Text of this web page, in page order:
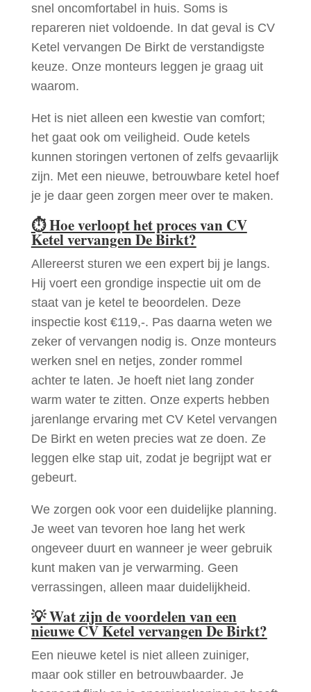
snel oncomfortabel in huis. Soms is
repareren niet voldoende. In dat geval is CV
Ketel vervangen De Birkt de verstandigste
keuze. Onze monteurs leggen je graag uit
waarom.
Het is niet alleen een kwestie van comfort;
het gaat ook om veiligheid. Oude ketels
kunnen storingen vertonen of zelfs gevaarlijk
zijn. Met een nieuwe, betrouwbare ketel hoef
je je daar geen zorgen meer over te maken.
⏱Hoe verloopt het proces van CV
Ketel vervangen De Birkt?
Allereerst sturen we een expert bij je langs.
Hij voert een grondige inspectie uit om de
staat van je ketel te beoordelen. Deze
inspectie kost €119,-. Pas daarna weten we
zeker of vervangen nodig is. Onze monteurs
werken snel en netjes, zonder rommel
achter te laten. Je hoeft niet lang zonder
warm water te zitten. Onze experts hebben
jarenlange ervaring met CV Ketel vervangen
De Birkt en weten precies wat ze doen. Ze
leggen elke stap uit, zodat je begrijpt wat er
gebeurt.
We zorgen ook voor een duidelijke planning.
Je weet van tevoren hoe lang het werk
ongeveer duurt en wanneer je weer gebruik
kunt maken van je verwarming. Geen
verrassingen, alleen maar duidelijkheid.
💡Wat zijn de voordelen van een
nieuwe CV Ketel vervangen De Birkt?
Een nieuwe ketel is niet alleen zuiniger,
maar ook stiller en betrouwbaarder. Je